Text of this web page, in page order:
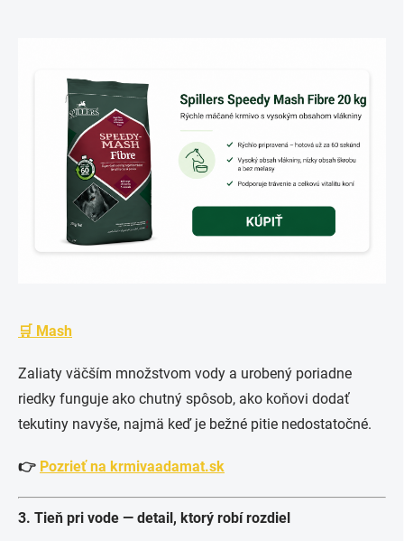
🛒 Mash
Zaliaty väčším množstvom vody a urobený poriadne
riedky funguje ako chutný spôsob, ako koňovi dodať
tekutiny navyše, najmä keď je bežné pitie nedostatočné.
👉 Pozrieť na krmivaadamat.sk
3. Tieň pri vode — detail, ktorý robí rozdiel